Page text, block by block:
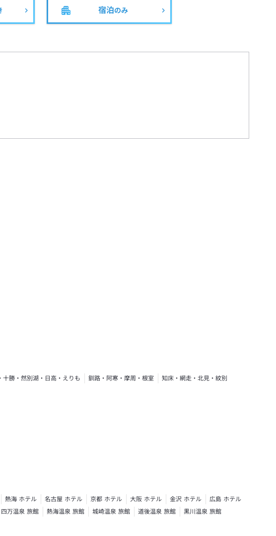
宿泊のみ
十勝・然別湖・日高・えりも 釧路・阿寒・摩周・根室
知床・網走・北見・紋別
熱海 ホテル 名古屋 ホテル 京都 ホテル 大阪 ホテル 金沢 ホテル
広島 ホテル
四万温泉 旅館 熱海温泉 旅館 城崎温泉 旅館 道後温泉 旅館
黒川温泉 旅館